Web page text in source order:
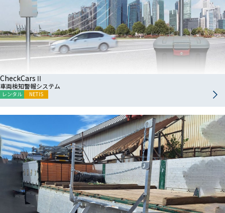
CheckCarsⅡ
車両検知警報システム
レンタル NETIS